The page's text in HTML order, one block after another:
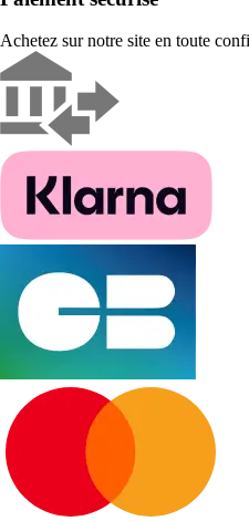
Achetez sur notre site en toute